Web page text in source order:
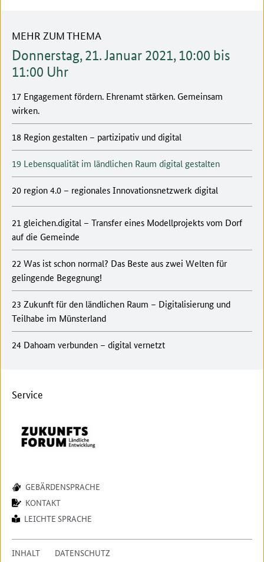
MEHR ZUM THEMA
Donnerstag, 21. Januar 2021, 10:00 bis
11:00 Uhr
17 Engagement fördern. Ehrenamt stärken. Gemeinsam
wirken.
18 Region gestalten – partizipativ und digital
19 Lebensqualität im ländlichen Raum digital gestalten
20 region 4.0 – regionales Innovationsnetzwerk digital
21 gleichen.digital – Transfer eines Modellprojekts vom Dorf
auf die Gemeinde
22 Was ist schon normal? Das Beste aus zwei Welten für
gelingende Begegnung!
23 Zukunft für den ländlichen Raum – Digitalisierung und
Teilhabe im Münsterland
24 Dahoam verbunden – digital vernetzt
Service
GEBÄRDENSPRACHE
KONTAKT
LEICHTE SPRACHE
INHALT DATENSCHUTZ